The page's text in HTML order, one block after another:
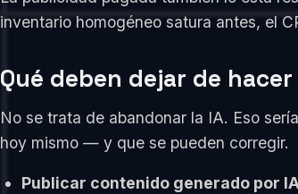
inventario homogéneo satura antes, el
Qué deben dejar de
No se trata de abandonar la IA. Eso
hoy mismo — y que se pueden corregir.
Publicar contenido generado por